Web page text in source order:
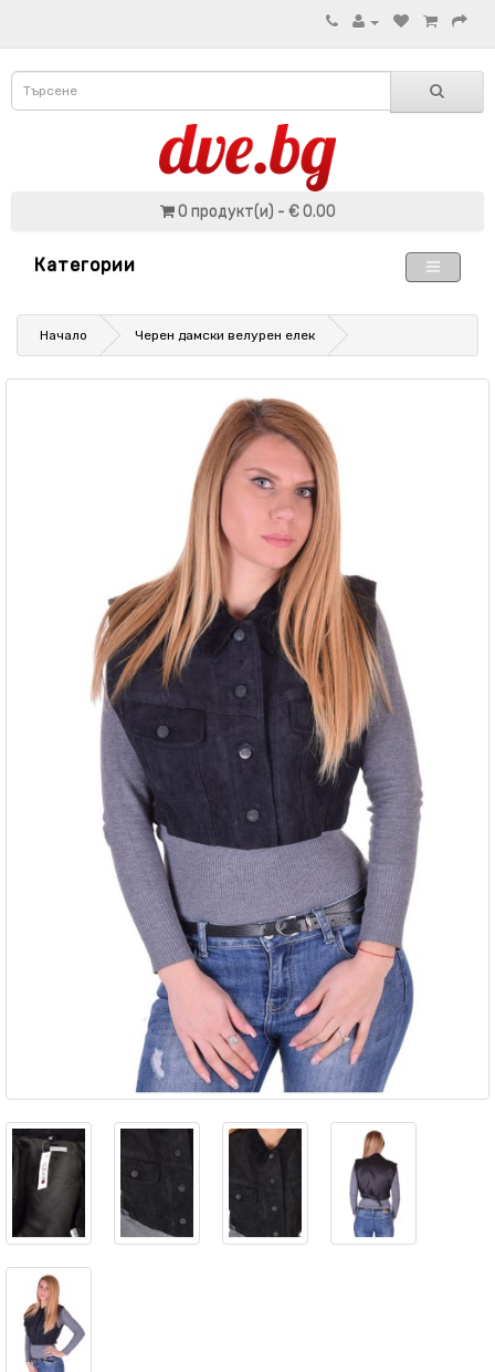
0 продукт(и) - € 0.00
Категории
Начало Черен дамски велурен елек